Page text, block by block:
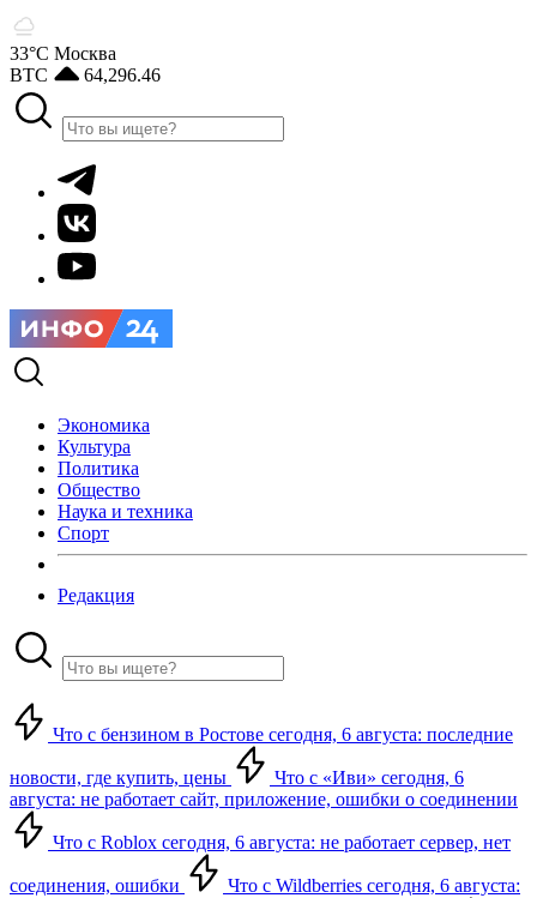
33°С Москва
BTC
64,296.46
Экономика
Культура
Политика
Общество
Наука и техника
Спорт
Редакция
Что с бензином в Ростове сегодня, 6 августа: последние
новости, где купить, цены
Что с «Иви» сегодня, 6
августа: не работает сайт, приложение, ошибки о соединении
Что с Roblox сегодня, 6 августа: не работает сервер, нет
соединения, ошибки Что с Wildberries сегодня, 6 августа: